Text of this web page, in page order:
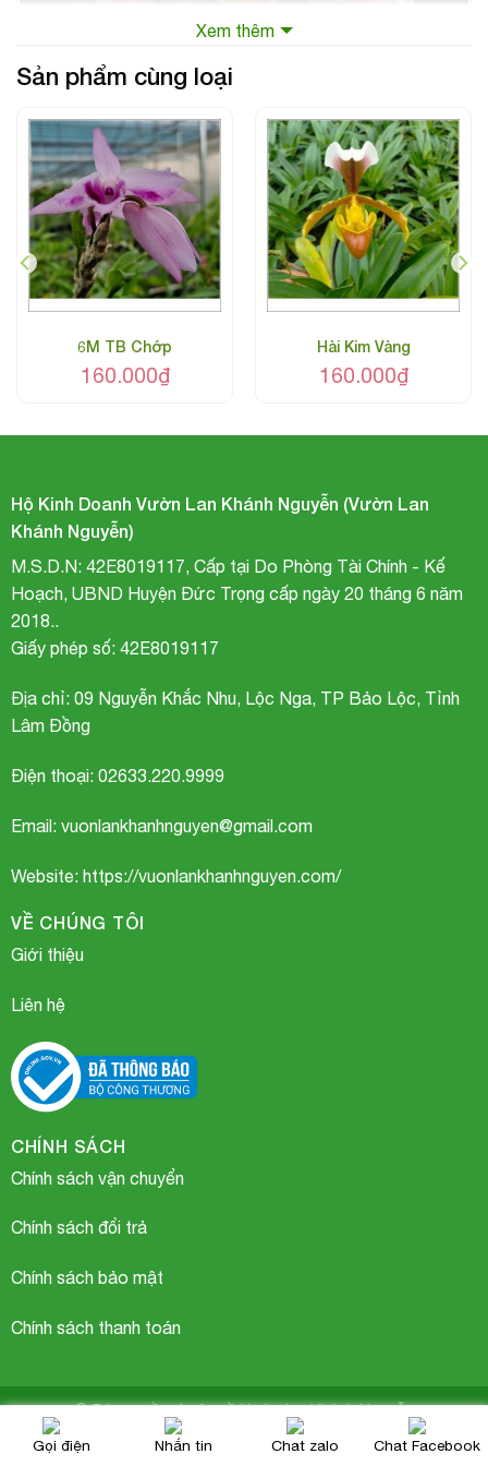
Mặt hoa hài đuôi công
Hài đuôi công
Xem thêm
Sản phẩm cùng loại
6M TB Chớp
160.000₫
Hài Kim Vàng
160.000₫
Hộ Kinh Doanh Vườn Lan Khánh Nguyễn (Vườn Lan
Khánh Nguyễn)
M.S.D.N: 42E8019117, Cấp tại Do Phòng Tài Chính - Kế
Hoạch, UBND Huyện Đức Trọng cấp ngày 20 tháng 6 năm
2018..
Giấy phép số: 42E8019117
Địa chỉ: 09 Nguyễn Khắc Nhu, Lộc Nga, TP Bảo Lộc, Tỉnh
Lâm Đồng
Điện thoại: 02633.220.9999
Email: vuonlankhanhnguyen@gmail.com
Website: https://vuonlankhanhnguyen.com/
VỀ CHÚNG TÔI
Giới thiệu
Liên hệ
CHÍNH SÁCH
Chính sách vận chuyển
Chính sách đổi trả
Chính sách bảo mật
Chính sách thanh toán
© Bản quyền thuộc về Vườn lan Khánh Nguyễn
Fun88Gọi điện Nhắn tin Chat zalo Chat Facebook